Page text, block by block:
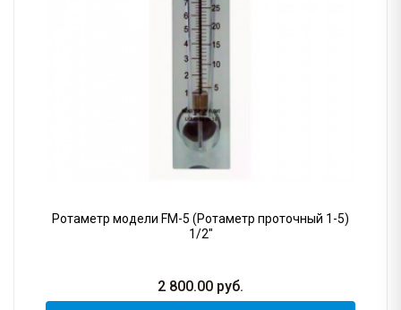
Ротаметр модели FM-5 (Ротаметр проточный 1-5)
1/2"
2 800.00 руб.